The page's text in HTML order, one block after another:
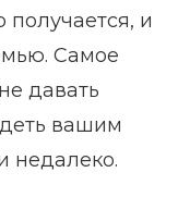
получается, и
Самое
давать
вашим
недалеко.